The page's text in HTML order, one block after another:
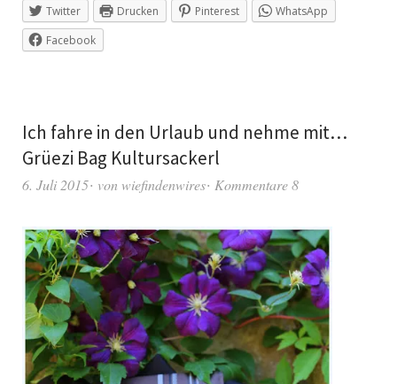
Twitter Drucken Pinterest
WhatsApp
Facebook
Ich fahre in den Urlaub und nehme mit…
Grüezi Bag Kultursackerl
6. Juli 2015 von wiefindenwires Kommentare 8